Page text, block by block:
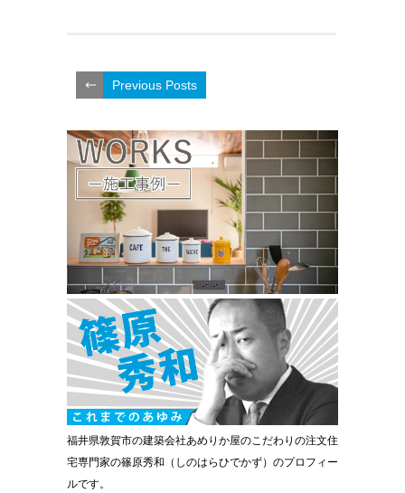
Previous Posts
福井県敦賀市の建築会社あめりか屋のこだわりの注文住
宅専門家の篠原秀和（しのはらひでかず）のプロフィー
ルです。